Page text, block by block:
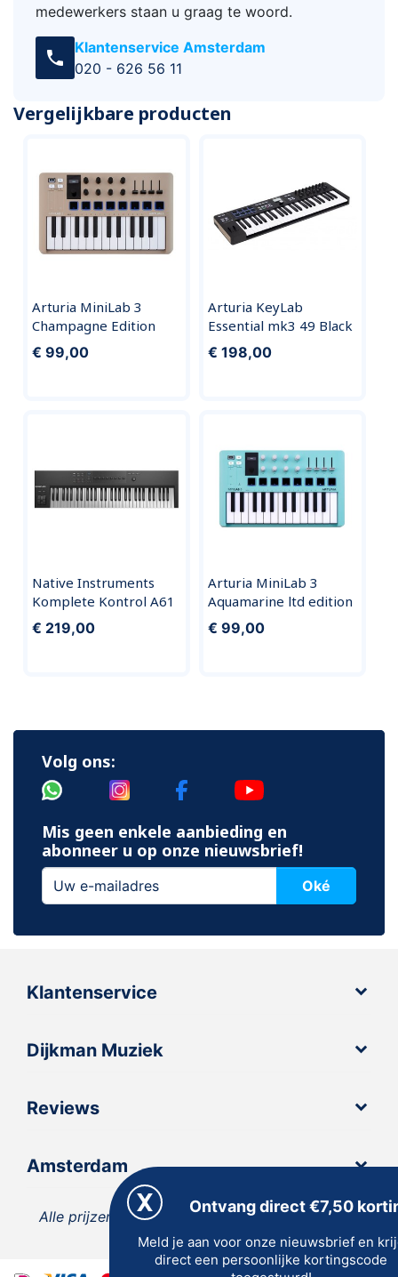
medewerkers staan u graag te woord.
call
Klantenservice Amsterdam
020 - 626 56 11
Vergelijkbare producten
Arturia MiniLab 3
Champagne Edition
€ 99,00
Arturia KeyLab
Essential mk3 49 Black
€ 198,00
Native Instruments
Komplete Kontrol A61
€ 219,00
Arturia MiniLab 3
Aquamarine ltd edition
€ 99,00
Volg ons:
Mis geen enkele aanbieding en
abonneer u op onze nieuwsbrief!
Oké
Klantenservice
Dijkman Muziek
Reviews
Amsterdam
Alle prijzen zijn inclusief 21% BTW, tenzij anders
vermeld.
Ontvang direct €7,50
Meld je aan voor onze nieuwsbrief en
direct een persoonlijke kortingscode